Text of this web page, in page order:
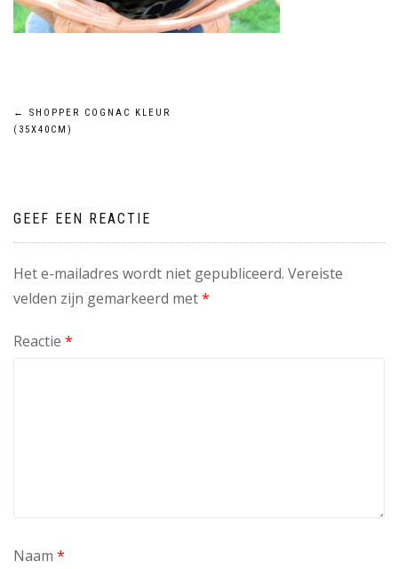
Bericht
←
SHOPPER COGNAC KLEUR
(35X40CM)
GEEF EEN REACTIE
Het e-mailadres wordt niet gepubliceerd. Vereiste
velden zijn gemarkeerd met*
Reactie *
Naam *